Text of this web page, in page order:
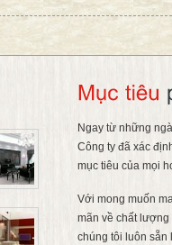
Ngay từ những
Công ty đã xác
mục tiêu của mọi
Với mong muốn
mãn về chất
chúng tôi luôn sẵn